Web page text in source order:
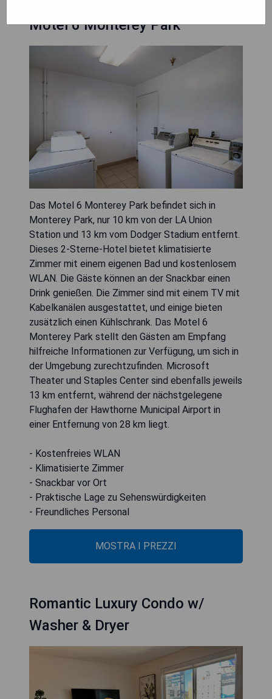
Motel 6 Monterey Park
Das Motel 6 Monterey Park befindet sich in
Monterey Park, nur 10 km von der LA Union
Station und 13 km vom Dodger Stadium entfernt.
Dieses 2-Sterne-Hotel bietet klimatisierte
Zimmer mit einem eigenen Bad und kostenlosem
WLAN. Die Gäste können an der Snackbar einen
Drink genießen. Die Zimmer sind mit einem TV mit
Kabelkanälen ausgestattet, und einige bieten
zusätzlich einen Kühlschrank. Das Motel 6
Monterey Park stellt den Gästen am Empfang
hilfreiche Informationen zur Verfügung, um sich in
der Umgebung zurechtzufinden. Microsoft
Theater und Staples Center sind ebenfalls jeweils
13 km entfernt, während der nächstgelegene
Flughafen der Hawthorne Municipal Airport in
einer Entfernung von 28 km liegt.
- Kostenfreies WLAN
- Klimatisierte Zimmer
- Snackbar vor Ort
- Praktische Lage zu Sehenswürdigkeiten
- Freundliches Personal
MOSTRA I PREZZI
Romantic Luxury Condo w/
Washer & Dryer